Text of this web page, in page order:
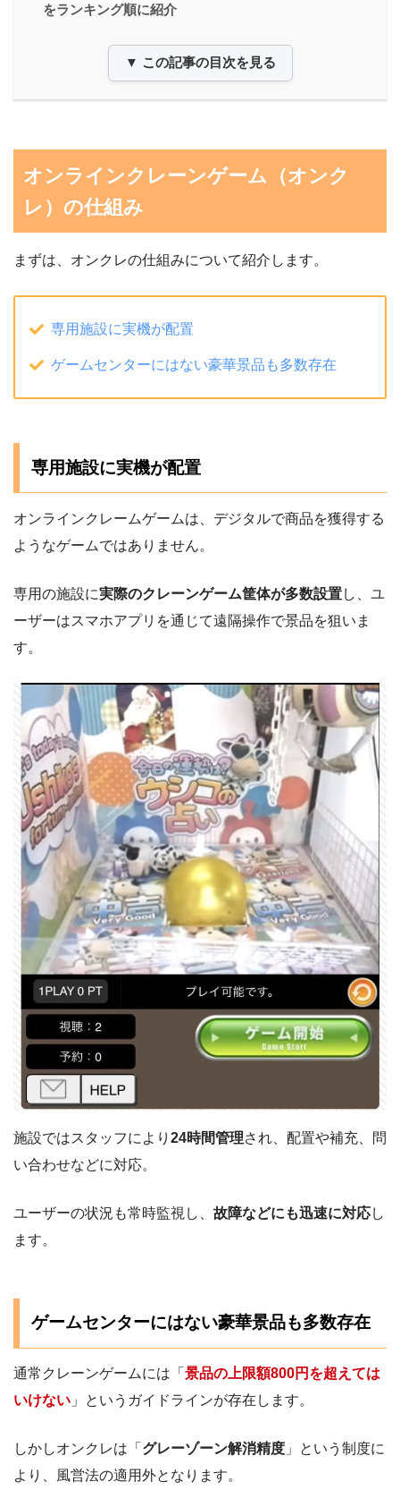
をランキング順に紹介
▼ この記事の目次を見る
オンラインクレーンゲーム（オンク
レ）の仕組み
まずは、オンクレの仕組みについて紹介します。
専用施設に実機が配置
ゲームセンターにはない豪華景品も多数存在
専用施設に実機が配置
オンラインクレームゲームは、デジタルで商品を獲得する
ようなゲームではありません。
専用の施設に実際のクレーンゲーム筐体が多数設置し、ユ
ーザーはスマホアプリを通じて遠隔操作で景品を狙いま
す。
施設ではスタッフにより 24時間管理され、配置や補充、問
い合わせなどに対応。
ユーザーの状況も常時監視し、 故障などにも迅速に対応し
ます。
ゲームセンターにはない豪華景品も多数存在
通常クレーンゲームには「 景品の上限額800円を超えては
いけない 」というガイドラインが存在します。
しかしオンクレは「 グレーゾーン解消精度 」という制度に
より、風営法の適用外となります。